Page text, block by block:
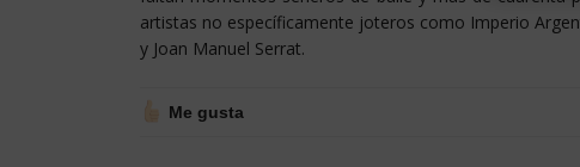
artistas no específicamente joteros como Imperio
y Joan Manuel Serrat.
Me gusta